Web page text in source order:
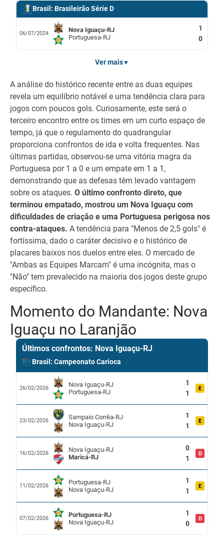
Brasil: Brasileirão Série D
06/07/2024
Nova Iguaçu-RJ
Portuguesa-RJ
1
0
Ver mais▼
A análise do histórico recente entre as duas equipes
revela um equilíbrio notável e uma tendência clara para
jogos com poucos gols. Curiosamente, este será o
terceiro encontro entre os times em um curto espaço de
tempo, já que o regulamento do quadrangular
proporciona confrontos de ida e volta frequentes. Nas
últimas partidas, observou-se uma vitória magra da
Portuguesa por 1 a 0 e um empate em 1 a 1,
demonstrando que as defesas têm levado vantagem
sobre os ataques. O último confronto direto, que
terminou empatado, mostrou um Nova Iguaçu com
dificuldades de criação e uma Portuguesa perigosa nos
contra-ataques. A tendência para "Menos de 2,5 gols" é
fortíssima, dado o caráter decisivo e o histórico de
placares baixos nos duelos entre eles. O mercado de
"Ambas as Equipes Marcam" é uma incógnita, mas o
"Não" tem prevalecido na maioria dos jogos deste grupo
específico.
Momento do Mandante: Nova
Iguaçu no Laranjão
Últimos confrontos: Nova Iguaçu-RJ
Brasil: Campeonato Carioca
26/02/2026
Nova Iguaçu-RJ
Portuguesa-RJ
1
1
E
23/02/2026
Sampaio Corrêa-RJ
Nova Iguaçu-RJ
1
1
E
16/02/2026
Nova Iguaçu-RJ
Maricá-RJ
0
1
D
11/02/2026
Portuguesa-RJ
Nova Iguaçu-RJ
1
1
E
07/02/2026
Portuguesa-RJ
Nova Iguaçu-RJ
1
0
D